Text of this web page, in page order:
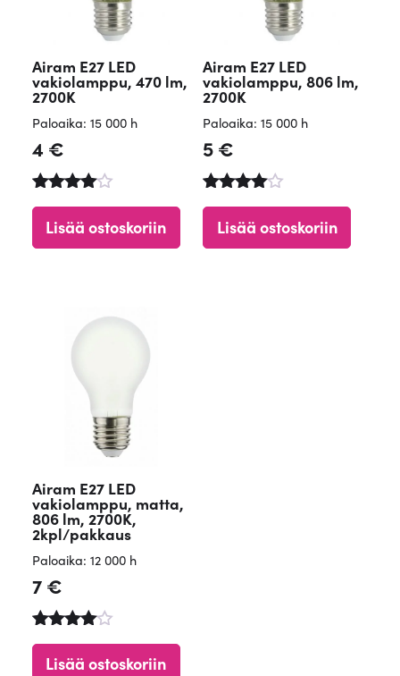
Airam E27 LED
vakiolamppu, 470 lm,
2700K
Paloaika: 15 000 h
4 €
4.84
Lisää ostoskoriin
Airam E27 LED
vakiolamppu, 806 lm,
2700K
Paloaika: 15 000 h
5€
4.63
Lisää ostoskoriin
Airam E27 LED
vakiolamppu, matta,
806 lm, 2700K,
2kpl/pakkaus
Paloaika: 12 000 h
7€
tuotteesta
Lisää ostoskoriin